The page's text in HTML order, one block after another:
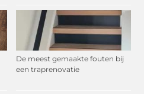
De meest gemaakte fouten bij
een traprenovatie